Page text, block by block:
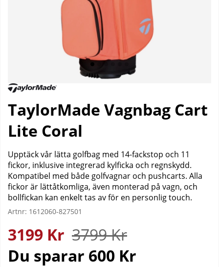
TaylorMade Vagnbag Cart
Lite Coral
Upptäck vår lätta golfbag med 14-fackstop och 11
fickor, inklusive integrerad kylficka och regnskydd.
Kompatibel med både golfvagnar och pushcarts. Alla
fickor är lättåtkomliga, även monterad på vagn, och
bollfickan kan enkelt tas av för en personlig touch.
Artnr: 1612060-827501
3799Kr
3199 Kr
Du sparar 600 Kr